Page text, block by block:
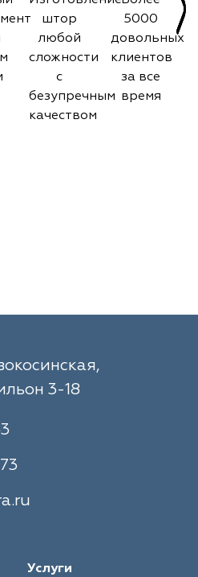
штор
любой
сложности
с
безупречным
качеством
5000
довольных
клиентов
за все
время
3-18
Услуги